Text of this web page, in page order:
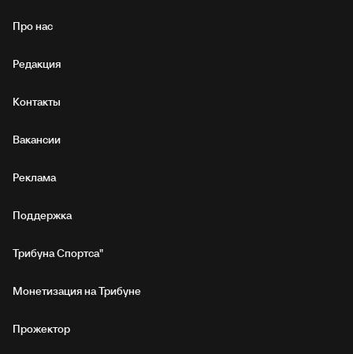
Про нас
Редакция
Контакты
Вакансии
Реклама
Поддержка
Трибуна Спортса"
Монетизация на Трибуне
Прожектор